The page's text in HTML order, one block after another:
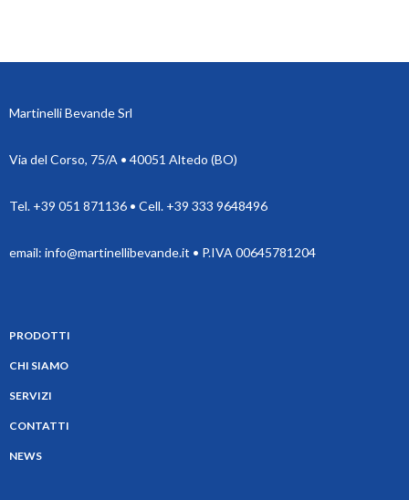
Martinelli Bevande Srl
Via del Corso, 75/A • 40051 Altedo (BO)
Tel. +39 051 871136 • Cell. +39 333 9648496
email: info@martinellibevande.it • P.IVA 00645781204
PRODOTTI
CHI SIAMO
SERVIZI
CONTATTI
NEWS